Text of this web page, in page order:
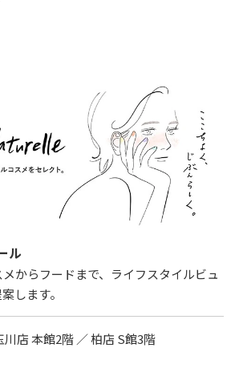
ル
からフードまで、ライフスタイルビュ
します。
川店 本館2階 ／ 柏店 S館3階